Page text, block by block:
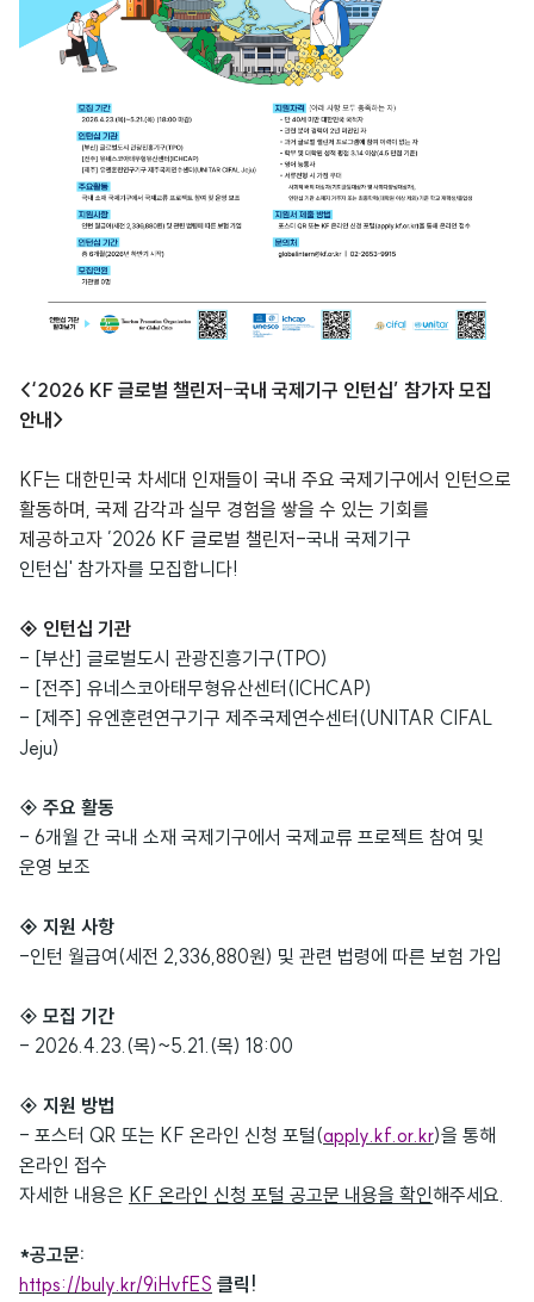
<‘2026 KF 글로벌 챌린저 -국내 국제기구 인턴십’ 참가자 모집
안내 >
KF는 대한민국 차세대 인재들이 국내 주요 국제기구에서 인턴으로
활동하며 , 국제 감각과 실무 경험을 쌓을 수 있는 기회를
제공하고자 ’2026 KF 글로벌 챌린저 -국내 국제기구
인턴십' 참가자를 모집합니다!
◈ 인턴십 기관
- [부산] 글로벌도시 관광진흥기구(TPO)
- [전주] 유네스코아태무형유산센터 (ICHCAP)
- [제주] 유엔훈련연구기구 제주국제연수센터 (UNITAR CIFAL
Jeju)
◈ 주요 활동
- 6개월 간 국내 소재 국제기구에서 국제교류 프로젝트 참여 및
운영 보조
◈ 지원 사항
-인턴 월급여 (세전 2,336,880원) 및 관련 법령에 따른 보험 가입
◈ 모집 기간
- 2026.4.23.(목)~5.21.(목) 18:00
◈ 지원 방법
- 포스터 QR 또는 KF 온라인 신청 포털(apply.kf.or.kr)을 통해
온라인 접수
자세한 내용은 KF 온라인 신청 포털 공고문 내용을 확인해주세요.
*공고문:
https://buly.kr/9iHvfES 클릭 !